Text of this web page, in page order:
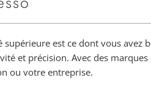
est ce dont vous
et précision. Avec des
ou votre entreprise.